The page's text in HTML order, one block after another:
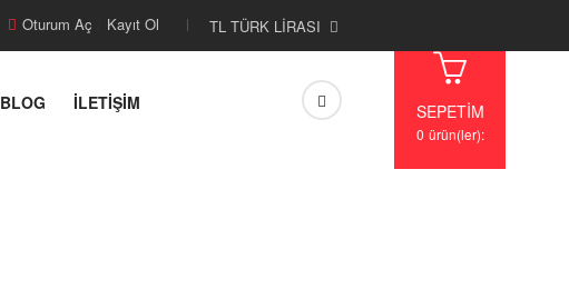
Oturum Aç Kayıt Ol
BLOG İLETİŞİM SEPETIM
0 ürün(ler):